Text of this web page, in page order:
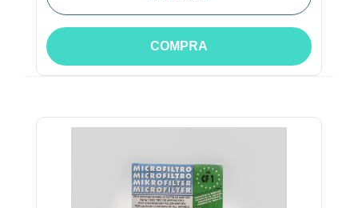
COMPRA